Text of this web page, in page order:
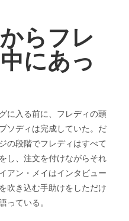
らフレ
にあっ
に入る前に、フレディの頭
ソディは完成していた。だ
の段階でフレディはすべて
し、注文を付けながらそれ
アン・メイはインタビュー
吹き込む手助けをしただけ
っている。